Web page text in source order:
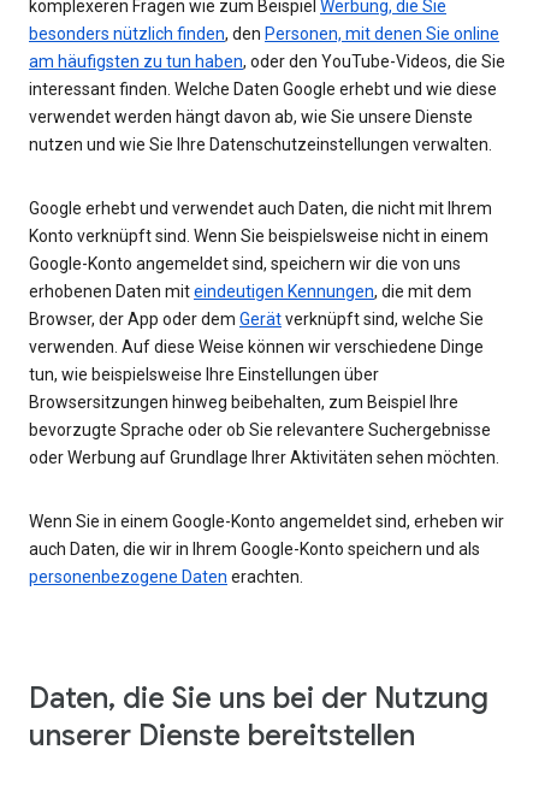
komplexeren Fragen wie zum Beispiel Werbung, die Sie
besonders nützlich finden, den Personen, mit denen Sie online
am häufigsten zu tun haben, oder den YouTube-Videos, die Sie
interessant finden. Welche Daten Google erhebt und wie diese
verwendet werden hängt davon ab, wie Sie unsere Dienste
nutzen und wie Sie Ihre Datenschutzeinstellungen verwalten.
Google erhebt und verwendet auch Daten, die nicht mit Ihrem
Konto verknüpft sind. Wenn Sie beispielsweise nicht in einem
Google-Konto angemeldet sind, speichern wir die von uns
erhobenen Daten miteindeutigen Kennungen, die mit dem
Browser, der App oder dem Gerätverknüpft sind, welche Sie
verwenden. Auf diese Weise können wir verschiedene Dinge
tun, wie beispielsweise Ihre Einstellungen über
Browsersitzungen hinweg beibehalten, zum Beispiel Ihre
bevorzugte Sprache oder ob Sie relevantere Suchergebnisse
oder Werbung auf Grundlage Ihrer Aktivitäten sehen möchten.
Wenn Sie in einem Google-Konto angemeldet sind, erheben wir
auch Daten, die wir in Ihrem Google-Konto speichern und als
personenbezogene Daten erachten.
Daten, die Sie uns bei der Nutzung
unserer Dienste bereitstellen